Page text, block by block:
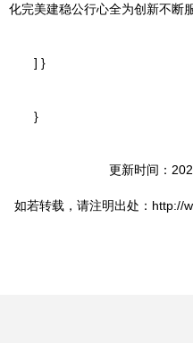
化完美建稳公行心全为创新不断
] }
}
更新时间：
如若转载，请注明出处：http://